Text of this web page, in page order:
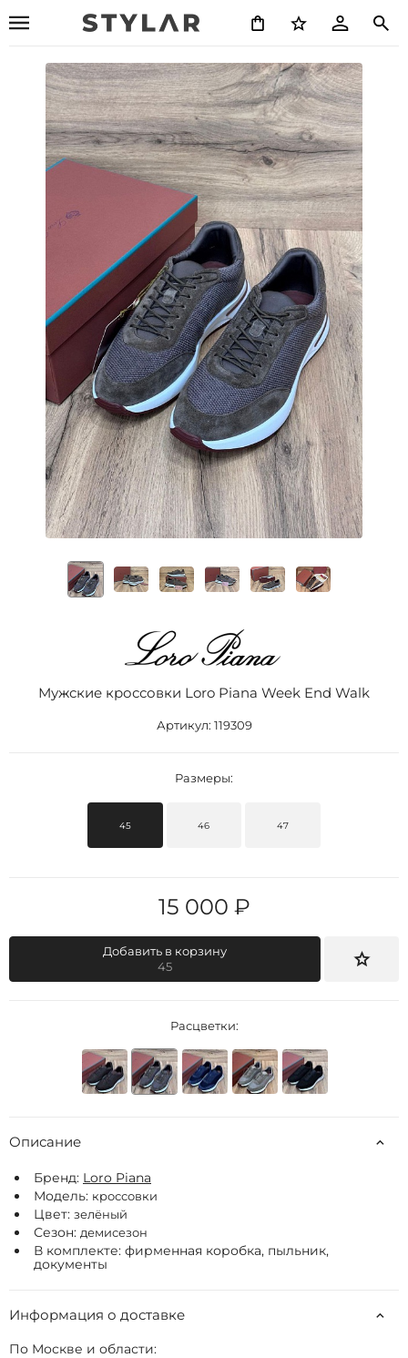
Мужские кроссовки Loro Piana Week End Walk
Артикул: 119309
Размеры:
45 46 47
15 000 ₽
Добавить в корзину
45
Расцветки:
Описание
Бренд: Loro Piana
Модель: кроссовки
Цвет: зелёный
Сезон: демисезон
В комплекте: фирменная коробка, пыльник,
документы
Информация о доставке
По Москве и области: